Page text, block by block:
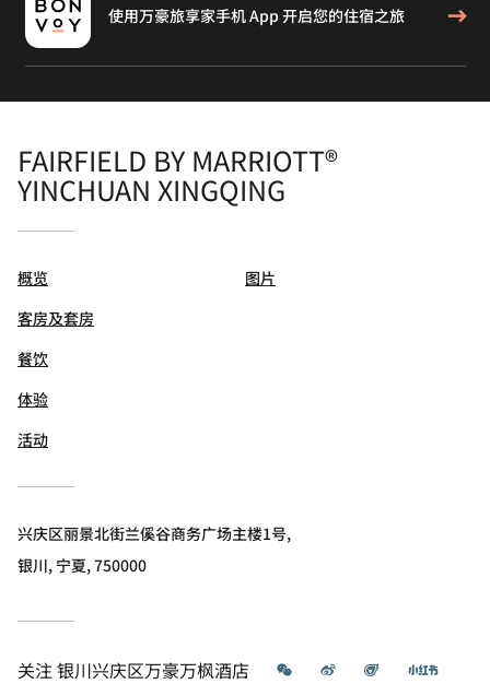
使用万豪旅享家手机 App 开启您的住宿之旅
FAIRFIELD BY MARRIOTT®
YINCHUAN XINGQING
概览
客房及套房
餐饮
体验
活动
图片
兴庆区丽景北街兰傒谷商务广场主楼1号,
银川, 宁夏, 750000
关注银川兴庆区万豪万枫酒店 微信 微博 飞猪 小红书